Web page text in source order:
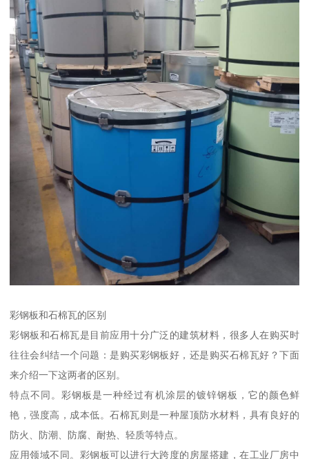
彩钢板和石棉瓦的区别
彩钢板和石棉瓦是目前应用十分广泛的建筑材料，很多人在购买时
往往会纠结一个问题：是购买彩钢板好，还是购买石棉瓦好？下面
来介绍一下这两者的区别。
特点不同。彩钢板是一种经过有机涂层的镀锌钢板，它的颜色鲜
艳，强度高，成本低。石棉瓦则是一种屋顶防水材料，具有良好的
防火、防潮、防腐、耐热、轻质等特点。
应用领域不同。彩钢板可以进行大跨度的房屋搭建，在工业厂房中